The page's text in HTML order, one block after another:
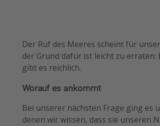
Der Ruf des Meeres scheint für
der Grund dafür ist leicht zu erraten:
gibt es reichlich.
Worauf es ankommt
Bei unserer nächsten Frage ging es
denen wir wissen, dass sie unseren